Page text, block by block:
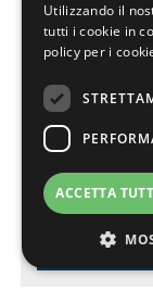
PROV.DI
l’azienda,
impianti
termica con
Data:
2026-07-27
Utilizzando il
tutti i cookie in
policy per i
ACCETTA